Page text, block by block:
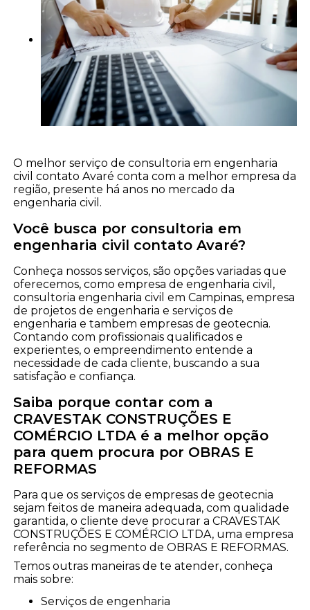
O melhor serviço de consultoria em engenharia
civil contato Avaré conta com a melhor empresa da
região, presente há anos no mercado da
engenharia civil.
Você busca por consultoria em
engenharia civil contato Avaré?
Conheça nossos serviços, são opções variadas que
oferecemos, como empresa de engenharia civil,
consultoria engenharia civil em Campinas, empresa
de projetos de engenharia e serviços de
engenharia e tambem empresas de geotecnia.
Contando com profissionais qualificados e
experientes, o empreendimento entende a
necessidade de cada cliente, buscando a sua
satisfação e confiança.
Saiba porque contar com a
CRAVESTAK CONSTRUÇÕES E
COMÉRCIO LTDA é a melhor opção
para quem procura por OBRAS E
REFORMAS
Para que os serviços de empresas de geotecnia
sejam feitos de maneira adequada, com qualidade
garantida, o cliente deve procurar a CRAVESTAK
CONSTRUÇÕES E COMÉRCIO LTDA, uma empresa
referência no segmento de OBRAS E REFORMAS.
Temos outras maneiras de te atender, conheça
mais sobre:
serviços de engenharia